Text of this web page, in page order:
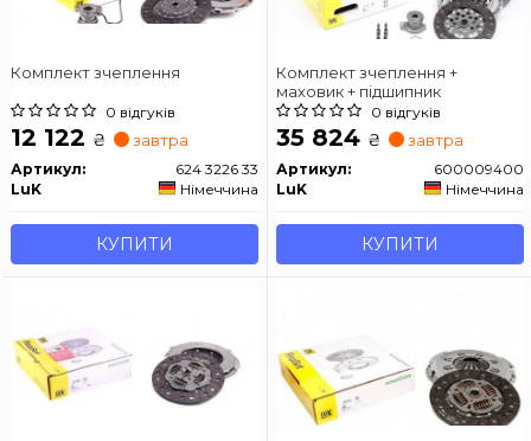
Комплект зчеплення
0 відгуків
12 122 ₴ завтра
Артикул:
624 3226 33
LuK
Німеччина
КУПИТИ
Комплект зчеплення +
маховик + підшипник
0 відгуків
35 824 ₴ завтра
Артикул:
600009400
LuK
Німеччина
КУПИТИ